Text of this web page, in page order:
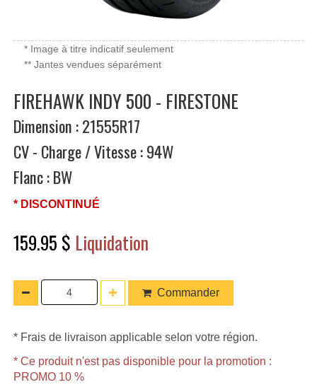
* Image à titre indicatif seulement
** Jantes vendues séparément
FIREHAWK INDY 500 - FIRESTONE
Dimension : 21555R17
CV - Charge / Vitesse : 94W
Flanc : BW
* DISCONTINUÉ
159.95 $ Liquidation
Commander
* Frais de livraison applicable selon votre région.
* Ce produit n'est pas disponible pour la promotion :
PROMO 10 %